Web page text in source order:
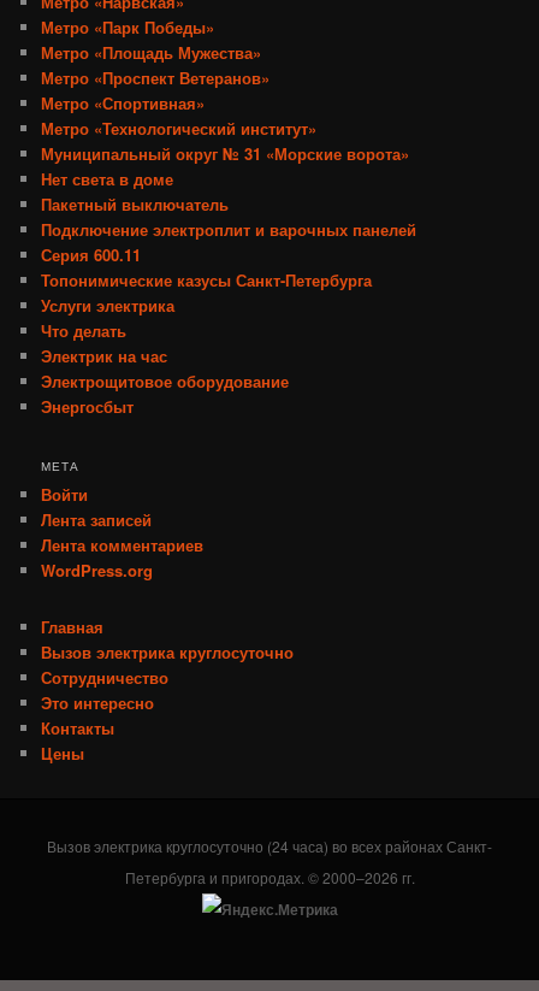
Метро «Парк Победы»
Метро «Площадь Мужества»
Метро «Проспект Ветеранов»
Метро «Спортивная»
Метро «Технологический институт»
Муниципальный округ № 31 «Морские ворота»
Нет света в доме
Пакетный выключатель
Подключение электроплит и варочных панелей
Серия 600.11
Топонимические казусы Санкт-Петербурга
Услуги электрика
Что делать
Электрик на час
Электрощитовое оборудование
Энергосбыт
МЕТА
Войти
Лента записей
Лента комментариев
WordPress.org
Главная
Вызов электрика круглосуточно
Сотрудничество
Это интересно
Контакты
Цены
Вызов электрика круглосуточно (24 часа) во всех районах Санкт-
Петербурга и пригородах. © 2000–2026 гг.